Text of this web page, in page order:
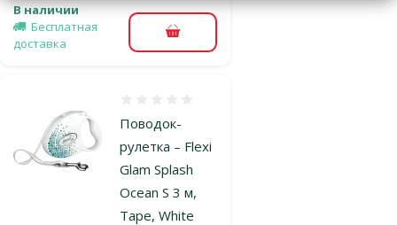
В наличии
Бесплатная
доставка
В корзину
Поводок-
рулетка – Flexi
Glam Splash
Ocean S 3 м,
Tape, White